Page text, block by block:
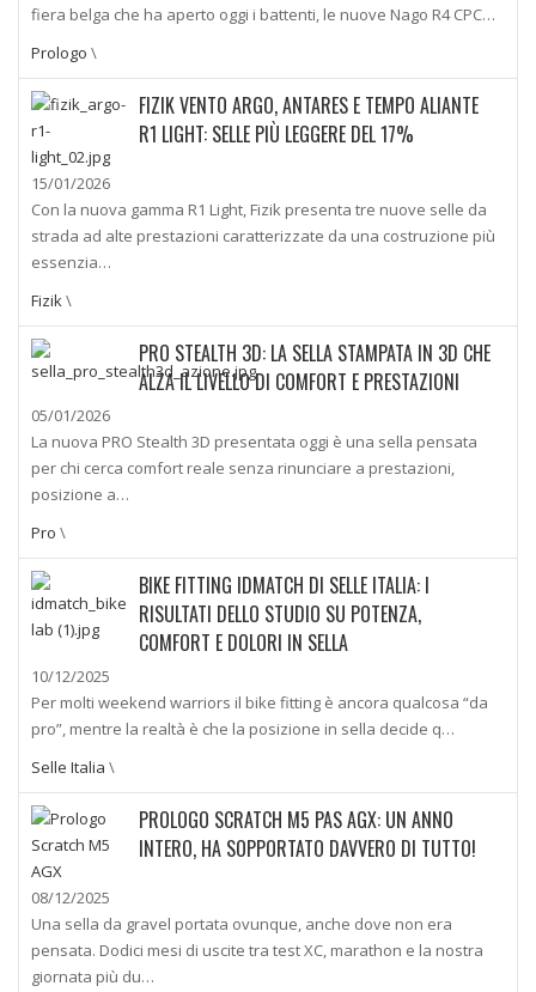
fiera belga che ha aperto oggi i battenti, le nuove Nago R4 CPC…
Prologo \
FIZIK VENTO ARGO, ANTARES E TEMPO ALIANTE
R1 LIGHT: SELLE PIÙ LEGGERE DEL 17%
15/01/2026
Con la nuova gamma R1 Light, Fizik presenta tre nuove selle da
strada ad alte prestazioni caratterizzate da una costruzione più
essenzia…
Fizik \
PRO STEALTH 3D: LA SELLA STAMPATA IN 3D CHE
ALZA IL LIVELLO DI COMFORT E PRESTAZIONI
05/01/2026
La nuova PRO Stealth 3D presentata oggi è una sella pensata
per chi cerca comfort reale senza rinunciare a prestazioni,
posizione a…
Pro \
BIKE FITTING IDMATCH DI SELLE ITALIA: I
RISULTATI DELLO STUDIO SU POTENZA,
COMFORT E DOLORI IN SELLA
10/12/2025
Per molti weekend warriors il bike fitting è ancora qualcosa “da
pro”, mentre la realtà è che la posizione in sella decide q…
Selle Italia \
PROLOGO SCRATCH M5 PAS AGX: UN ANNO
INTERO, HA SOPPORTATO DAVVERO DI TUTTO!
08/12/2025
Una sella da gravel portata ovunque, anche dove non era
pensata. Dodici mesi di uscite tra test XC, marathon e la nostra
giornata più du…